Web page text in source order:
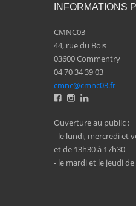
INFORMATIONS
CMNC03
44, rue du Bois
03600 Commentry
04 70 34 39 03
cmnc@cmnc03.fr
Ouverture au public :
- le lundi, mercredi et
et de 13h30 à 17h30
- le mardi et le jeudi de